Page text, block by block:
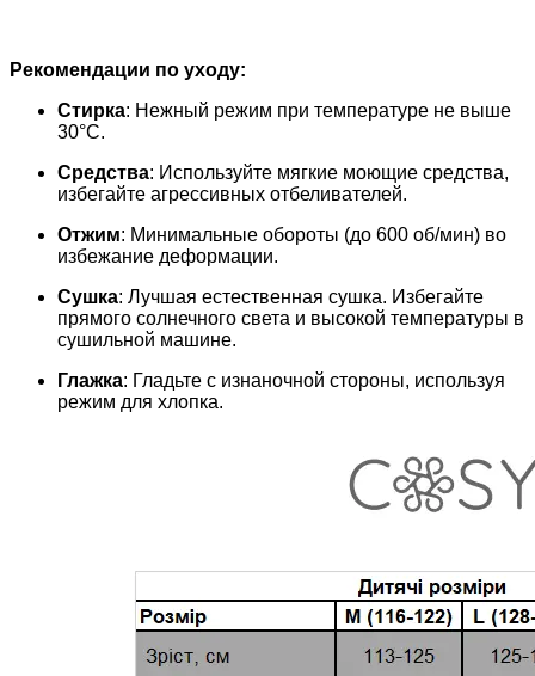
Рекомендации по уходу:
Стирка: Нежный режим при температуре не выше
30°C.
Средства: Используйте мягкие моющие средства,
избегайте агрессивных отбеливателей.
Отжим: Минимальные обороты (до 600 об/мин) во
избежание деформации.
Сушка: Лучшая естественная сушка. Избегайте
прямого солнечного света и высокой температуры в
сушильной машине.
Глажка: Гладьте с изнаночной стороны, используя
режим для хлопка.